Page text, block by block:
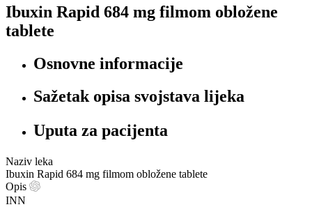
Ibuxin Rapid 684 mg filmom obložene
tablete
Osnovne informacije
Sažetak opisa svojstava lijeka
Uputa za pacijenta
Naziv leka
Ibuxin Rapid 684 mg filmom obložene tablete
Opis
INN